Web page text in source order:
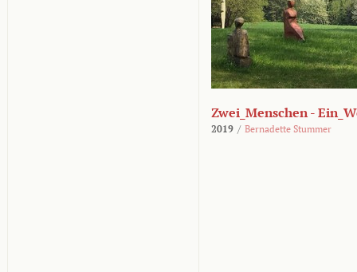
Zwei_Menschen -
2019 / Bernadette Stummer